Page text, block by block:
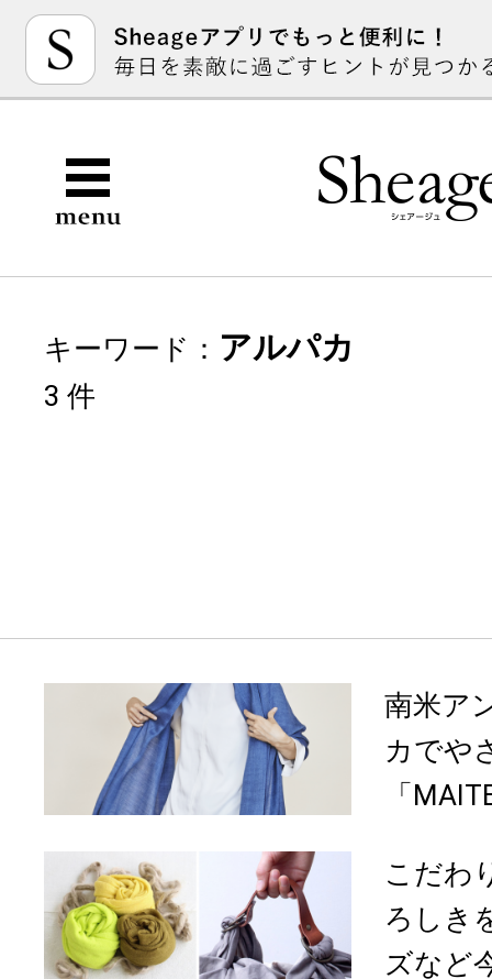
キーワード： アルパカ
3 件
南米ア
カでや
「
こだわ
ろしき
ズなど